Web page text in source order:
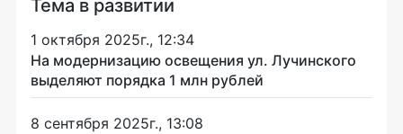
Тема в развитии
1 октября 2025г., 12:34
На модернизацию освещения ул. Лучинского
выделяют порядка 1 млн рублей
8 сентября 2025г., 13:08